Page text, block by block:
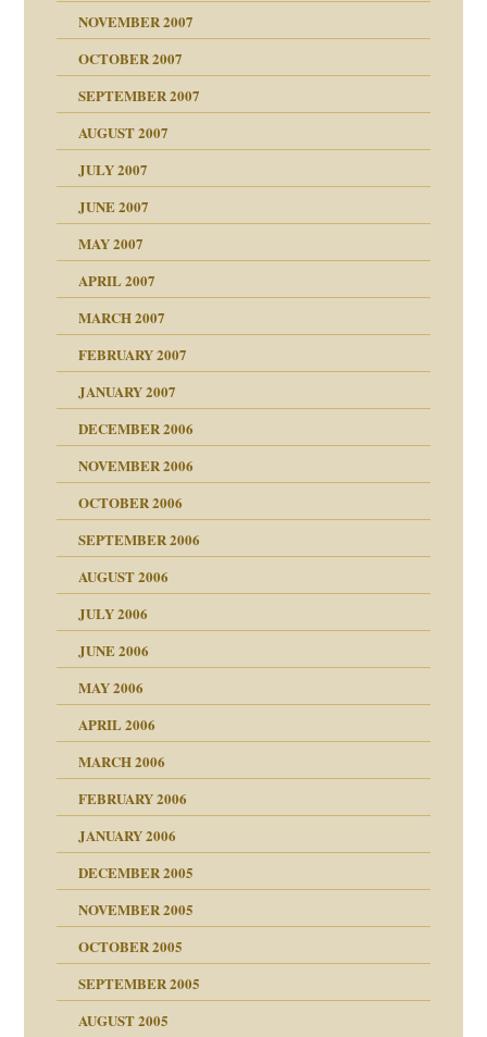
NOVEMBER 2007
voller Absicht!"
OCTOBER 2007
SEPTEMBER 2007
AUGUST 2007
JULY 2007
JUNE 2007
MAY 2007
APRIL 2007
MARCH 2007
FEBRUARY 2007
JANUARY 2007
DECEMBER 2006
NOVEMBER 2006
OCTOBER 2006
SEPTEMBER 2006
AUGUST 2006
JULY 2006
JUNE 2006
MAY 2006
APRIL 2006
MARCH 2006
FEBRUARY 2006
JANUARY 2006
DECEMBER 2005
NOVEMBER 2005
OCTOBER 2005
SEPTEMBER 2005
AUGUST 2005